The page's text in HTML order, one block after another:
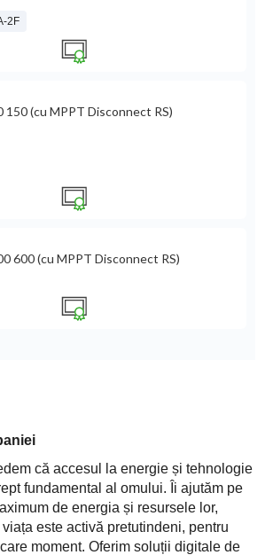
2F
(cu MPPT Disconnect RS)
600 (cu MPPT Disconnect RS)
că accesul la energie și tehnologie
fundamental al omului. Îi ajutăm pe
de energia și resursele lor,
este activă pretutindeni, pentru
moment. Oferim soluții digitale de